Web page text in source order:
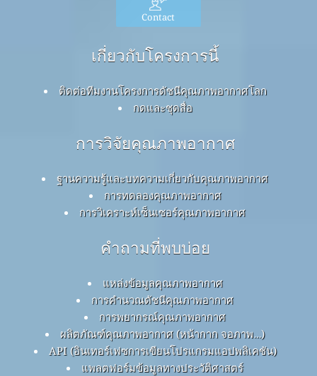
Contact
เกี่ยวกับโครงการนี้
ติดต่อทีมงานโครงการดัชนีคุณภาพอากาศโลก
กดและชุดสื่อ
การวิจัยคุณภาพอากาศ
ฐานความรู้และบทความเกี่ยวกับคุณภาพอากาศ
การทดลองคุณภาพอากาศ
การวิเคราะห์เซ็นเซอร์คุณภาพอากาศ
คำถามที่พบบ่อย
แหล่งข้อมูลคุณภาพอากาศ
การคำนวณดัชนีคุณภาพอากาศ
การพยากรณ์คุณภาพอากาศ
ผลิตภัณฑ์คุณภาพอากาศ (หน้ากาก จอภาพ…)
API (อินเทอร์เฟซการเขียนโปรแกรมแอปพลิเคชัน)
แพลตฟอร์มข้อมูลทางประวัติศาสตร์